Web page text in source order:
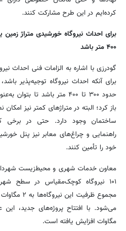
کرده‌ایم در این طرح مشارکت کنند.
۴۰۰ متر باشد
گودرزی با اشاره به الزامات فنی احداث
برای آنکه احداث نیروگاه توجیه‌پذیر
حدود ۳۰۰ تا ۴۰۰ متر باشد تا
باز کرد؛ البته در متراژهای کمتر نیز
ساختمان وجود دارد. حتی در برخی
راهنمایی و چراغ‌های معابر نیز پنل
خود را تأمین کنند.
معاون خدمات شهری و محیط‌زیست شهرداری
۱۰۱ نیروگاه کوچک‌مقیاس در سطح
مجموع
مگاوات افزایش یافته است.